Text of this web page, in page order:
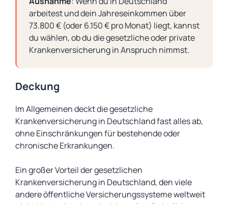
arbeitest und dein Jahreseinkommen über
73.800 € (oder 6.150 € pro Monat) liegt, kannst
du wählen, ob du die gesetzliche oder private
Krankenversicherung in Anspruch nimmst.
Deckung
Im Allgemeinen deckt die gesetzliche
Krankenversicherung in Deutschland fast alles ab,
ohne Einschränkungen für bestehende oder
chronische Erkrankungen.
Ein großer Vorteil der gesetzlichen
Krankenversicherung in Deutschland, den viele
andere öffentliche Versicherungssysteme weltweit